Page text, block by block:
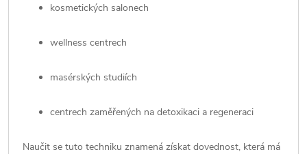
kosmetických salonech
wellness centrech
masérských studiích
centrech zaměřených na detoxikaci a regeneraci
Naučit se tuto techniku znamená získat dovednost, která má